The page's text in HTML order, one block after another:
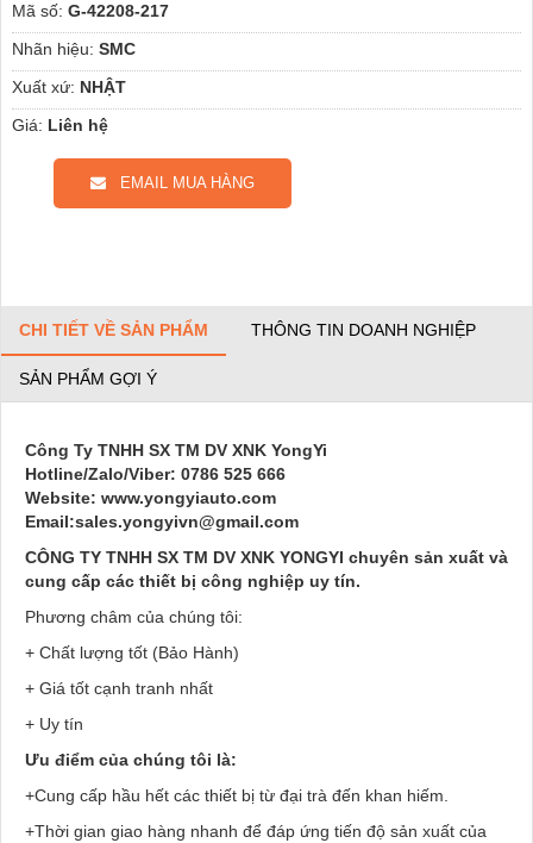
Mã số: G-42208-217
Nhãn hiệu: SMC
Xuất xứ: NHẬT
Giá: Liên hệ
EMAIL MUA HÀNG
CHI TIẾT VỀ SẢN PHẨM THÔNG TIN DOANH NGHIỆP
SẢN PHẨM GỢI Ý
Công Ty TNHH SX TM DV XNK YongYi
Hotline/Zalo/Viber: 0786 525 666
Website: www.yongyiauto.com
Email:sales.yongyivn@gmail.com
CÔNG TY TNHH SX TM DV XNK YONGYI chuyên sản xuất và
cung cấp các thiết bị công nghiệp uy tín.
Phương châm của chúng tôi:
+ Chất lượng tốt (Bảo Hành)
+ Giá tốt cạnh tranh nhất
+ Uy tín
Ưu điểm của chúng tôi là:
+Cung cấp hầu hết các thiết bị từ đại trà đến khan hiếm.
+Thời gian giao hàng nhanh để đáp ứng tiến độ sản xuất của